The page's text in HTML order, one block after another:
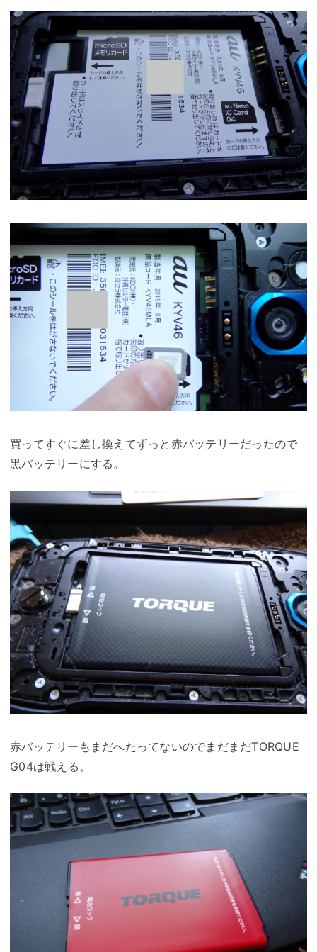
買ってすぐに差し換えてずっと赤バッテリーだったので
黒バッテリーにする。
赤バッテリーもまだへたってないのでまだまだTORQUE
G04は戦える。